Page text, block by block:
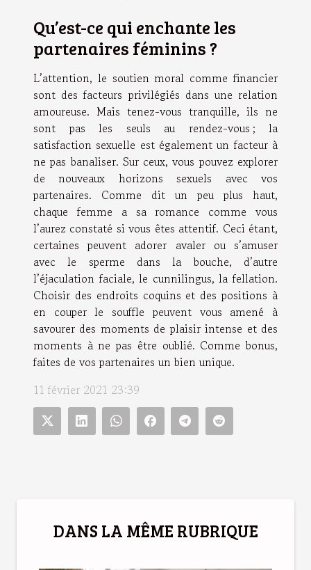
Qu’est-ce qui enchante les
partenaires féminins ?
L’attention, le soutien moral comme financier
sont des facteurs privilégiés dans une relation
amoureuse. Mais tenez-vous tranquille, ils ne
sont pas les seuls au rendez-vous ; la
satisfaction sexuelle est également un facteur à
ne pas banaliser. Sur ceux, vous pouvez explorer
de nouveaux horizons sexuels avec vos
partenaires. Comme dit un peu plus haut,
chaque femme a sa romance comme vous
l’aurez constaté si vous êtes attentif. Ceci étant,
certaines peuvent adorer avaler ou s’amuser
avec le sperme dans la bouche, d’autre
l’éjaculation faciale, le cunnilingus, la fellation.
Choisir des endroits coquins et des positions à
en couper le souffle peuvent vous amené à
savourer des moments de plaisir intense et des
moments à ne pas être oublié. Comme bonus,
faites de vos partenaires un bien unique.
11 février 2021 23:39
DANS LA MÊME RUBRIQUE